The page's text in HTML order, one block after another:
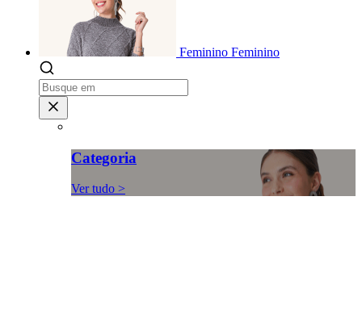
Feminino Feminino
Categoria
Ver tudo >